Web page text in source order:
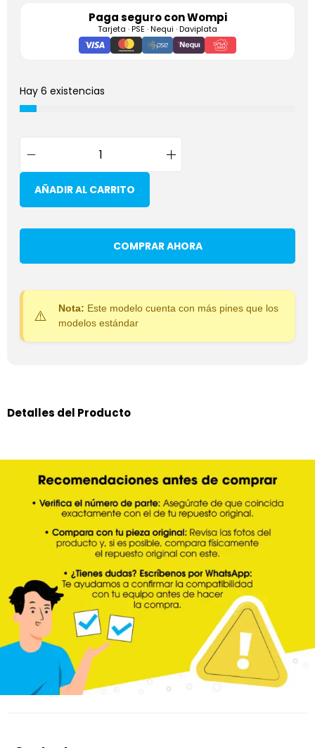
Paga seguro conWompi
Tarjeta · PSE · Nequi · Daviplata
Hay 6 existencias
AÑADIR AL CARRITO
COMPRAR AHORA
Nota: Este modelo cuenta con más pines que los
modelos estándar
Detalles del Producto